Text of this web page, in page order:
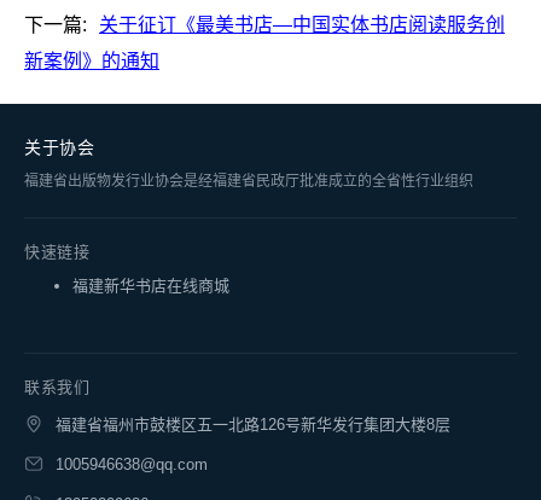
下一篇:
关于征订《最美书店—中国实体书店阅读服务创
新案例》的通知
关于协会
福建省出版物发行业协会是经福建省民政厅批准成立的全省性行业组织
快速链接
福建新华书店在线商城
联系我们
福建省福州市鼓楼区五一北路126号新华发行集团大楼8层
1005946638@qq.com